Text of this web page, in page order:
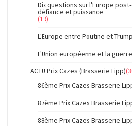
Dix questions sur l'Europe
défiance et puissance
(19)
L'Europe entre Poutine et Trump
L'Union européenne et la guerre
ACTU Prix Cazes (Brasserie Lipp)
86ème Prix Cazes Brasserie
87ème Prix Cazes Brasserie
88ème Prix Cazes Brasserie